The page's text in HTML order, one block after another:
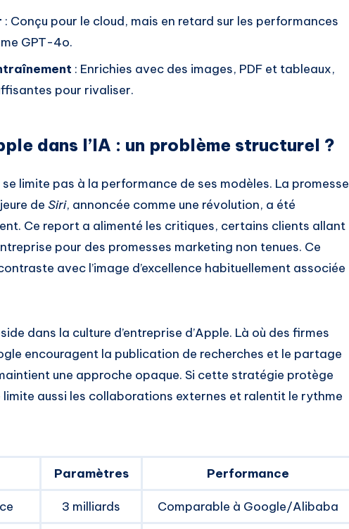
: Conçu pour le cloud, mais en retard sur les performances
GPT-4o.
: Enrichies avec des images, PDF et tableaux,
pour rivaliser.
dans l’IA : un problème structurel ?
se limite pas à la performance de ses modèles. La promesse
de Siri, annoncée comme une révolution, a été
Ce report a alimenté les critiques, certains clients allant
pour des promesses marketing non tenues. Ce
avec l’image d’excellence habituellement associée
dans la culture d’entreprise d’Apple. Là où des firmes
encouragent la publication de recherches et le partage
une approche opaque. Si cette stratégie protège
limite aussi les collaborations externes et ralentit le rythme
Paramètres Performance
3 milliards Comparable à Google/Alibaba